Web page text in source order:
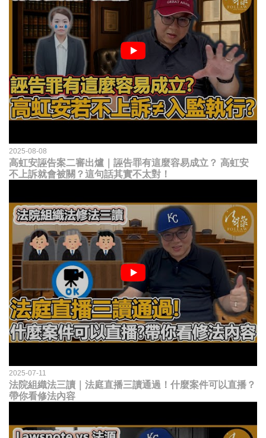
2025-08-08
高虹安誣告案二審出爐｜誣告罪有這麼容易成立？ 高虹安
不上訴就會被關？這句話其實不太對！
2025-07-11
法院組織法三讀｜法庭直播三讀通過！什麼案件可以直播？
帶你看修法內容